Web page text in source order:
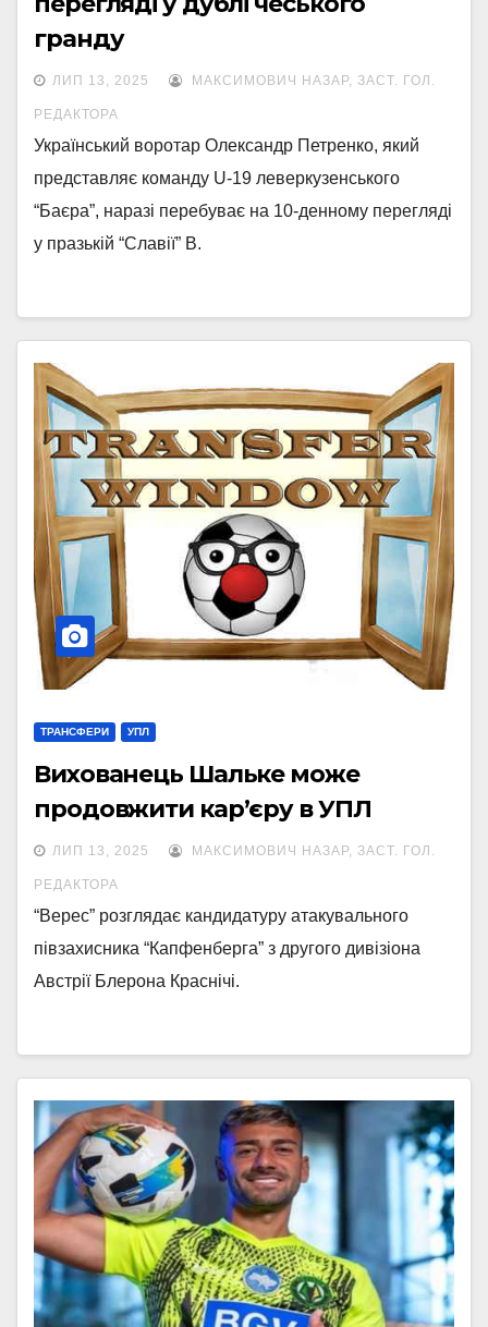
гранду
ЛИП 13, 2025 МАКСИМОВИЧ НАЗАР, ЗАСТ. ГОЛ.
РЕДАКТОРА
Український воротар Олександр Петренко, який
представляє команду U-19 леверкузенського
“Баєра”, наразі перебуває на 10-денному перегляді
у празькій “Славії” B.
ТРАНСФЕРИ УПЛ
Вихованець Шальке може
продовжити кар’єру в УПЛ
ЛИП 13, 2025 МАКСИМОВИЧ НАЗАР, ЗАСТ. ГОЛ.
РЕДАКТОРА
“Верес” розглядає кандидатуру атакувального
півзахисника “Капфенберга” з другого дивізіона
Австрії Блерона Краснічі.